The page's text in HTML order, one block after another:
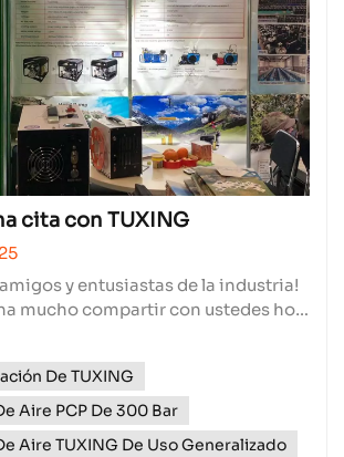
cita con TUXING
y entusiastas de la industria!
mucho compartir con ustedes hoy
Subang Technology Co., Ltd.
líder en el mundo de
aire y cilindros de gas, y les
trayectoria ha sido realmente
De TUXING
Aire PCP De 300 Bar
Aire TUXING De Uso Generalizado